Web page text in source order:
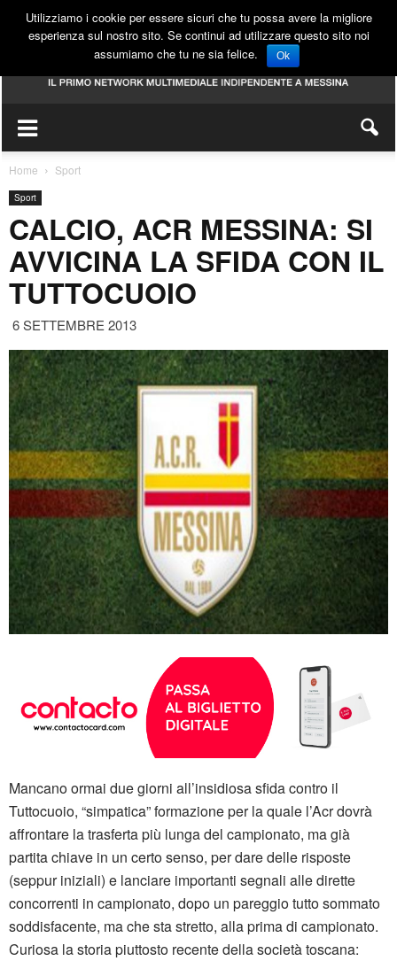
Home Sport
Sport
CALCIO, ACR MESSINA: SI
AVVICINA LA SFIDA CON IL
TUTTOCUOIO
6 SETTEMBRE 2013
Mancano ormai due giorni all’insidiosa sfida contro il
Tuttocuoio, “simpatica” formazione per la quale l’Acr dovrà
affrontare la trasferta più lunga del campionato, ma già
partita chiave in un certo senso, per dare delle risposte
(seppur iniziali) e lanciare importanti segnali alle dirette
concorrenti in campionato, dopo un pareggio tutto sommato
soddisfacente, ma che sta stretto, alla prima di campionato.
Curiosa la storia piuttosto recente della società toscana:
Utilizziamo i cookie per essere sicuri che tu possa avere la migliore
esperienza sul nostro sito. Se continui ad utilizzare questo sito noi
assumiamo che tu ne sia felice.
Ok